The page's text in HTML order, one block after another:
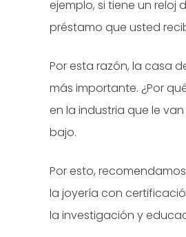
ejemplo, si tiene un reloj
préstamo que usted
Por esta razón, la casa
más importante. ¿Por
en la industria que le
bajo.
Por esto,
la joyería con
la investigación y